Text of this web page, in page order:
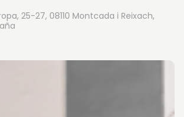
25-27, 08110 Montcada i Reixach,